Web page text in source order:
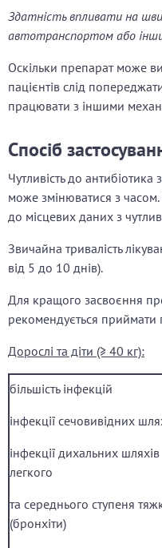
Здатність впливати на
автотранспортом або
Оскільки препарат може
пацієнтів слід
працювати з іншими
Спосіб
Чутливість до антибіотика
може змінюватися з часом.
до місцевих даних з
Звичайна тривалість
від 5 до 10 днів).
Для кращого засвоєння
рекомендується приймати
Дорослі та діти (≥ 40 кг):
більшість інфекцій
інфекції сечовивідних
інфекції дихальних шляхів
легкого
та середнього ступеня
(бронхіти)